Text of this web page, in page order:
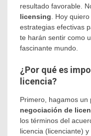
resultado favorable.
licensing. Hoy
estrategias efectivas
te harán sentir como
fascinante mundo.
¿Por qué es
licencia?
Primero, hagamos
negociación de
los términos del
licencia (licenciante)